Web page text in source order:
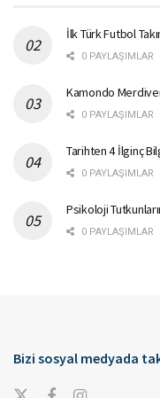
İlk Türk Futbol
0 PAYLAŞIMLAR
Kamondo
0 PAYLAŞIMLAR
Tarihten 4 İlginç
0 PAYLAŞIMLAR
Psikoloji
0 PAYLAŞIMLAR
Bizi sosyal medyada